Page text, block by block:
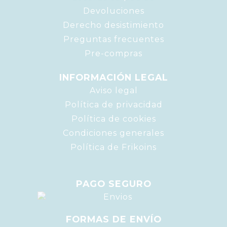
Devoluciones
Derecho desistimiento
Preguntas frecuentes
Pre-compras
INFORMACIÓN LEGAL
Aviso legal
Política de privacidad
Política de cookies
Condiciones generales
Política de Frikoins
PAGO SEGURO
FORMAS DE ENVÍO